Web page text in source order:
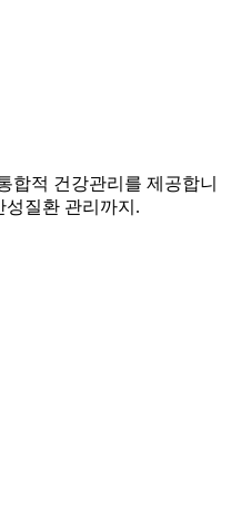
학과에서 귀 진료 잘 받
락 거리는 소리가 나서 병